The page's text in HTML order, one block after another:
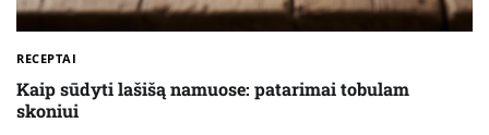
RECEPTAI
Kaip sūdyti lašišą namuose: patarimai tobulam
skoniui